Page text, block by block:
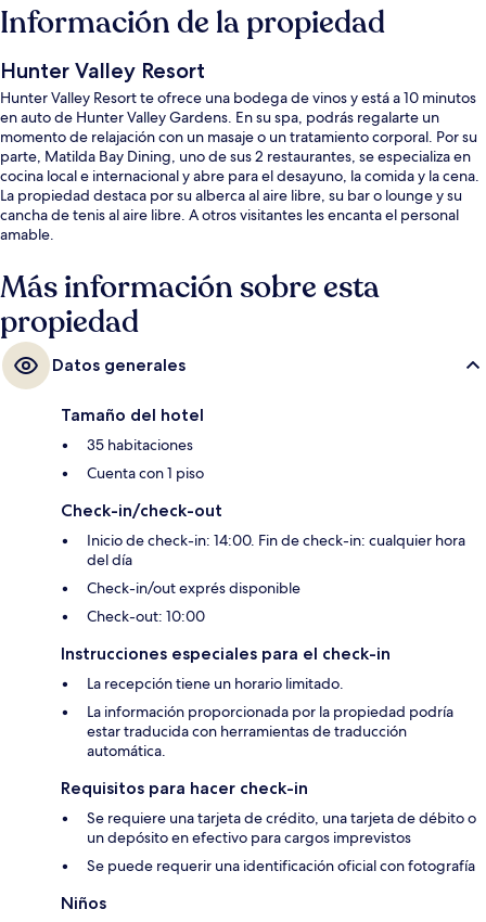
Información de la propiedad
Hunter Valley Resort
Hunter Valley Resort te ofrece una bodega de vinos y está a 10 minutos
en auto de Hunter Valley Gardens. En su spa, podrás regalarte un
momento de relajación con un masaje o un tratamiento corporal. Por su
parte, Matilda Bay Dining, uno de sus 2 restaurantes, se especializa en
cocina local e internacional y abre para el desayuno, la comida y la cena.
La propiedad destaca por su alberca al aire libre, su bar o lounge y su
cancha de tenis al aire libre. A otros visitantes les encanta el personal
amable.
Más información sobre esta
propiedad
Datos generales
Tamaño del hotel
35 habitaciones
Cuenta con 1 piso
Check-in/check-out
Inicio de check-in: 14:00. Fin de check-in: cualquier hora
del día
Check-in/out exprés disponible
Check-out: 10:00
Instrucciones especiales para el check-in
La recepción tiene un horario limitado.
La información proporcionada por la propiedad podría
estar traducida con herramientas de traducción
automática.
Requisitos para hacer check-in
Se requiere una tarjeta de crédito, una tarjeta de débito o
un depósito en efectivo para cargos imprevistos
Se puede requerir una identificación oficial con fotografía
Niños